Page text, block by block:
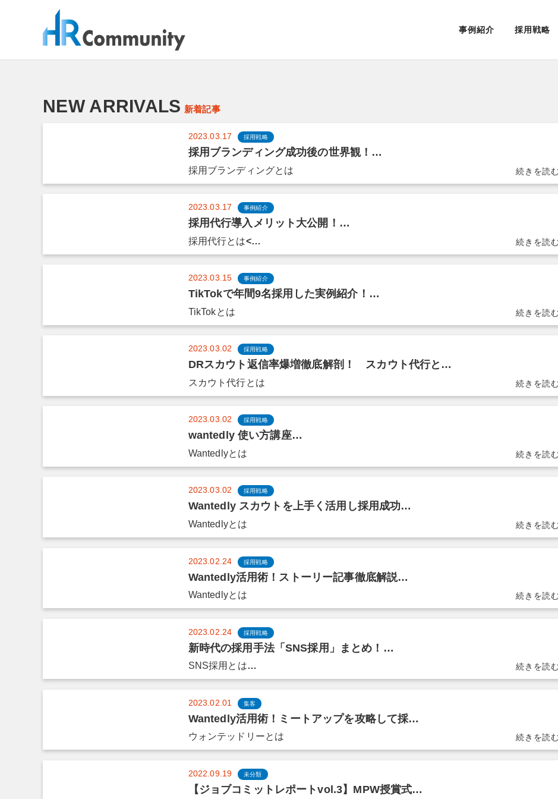
事例紹介 採用戦略
NEW ARRIVALS 新着記事
2023.03.17 採用戦略
採用ブランディング成功後の世界観！…
採用ブランディングとは
2023.03.17 事例紹介
採用代行導入メリット大公開！…
採用代行とは<…
2023.03.15 事例紹介
TikTokで年間9名採用した実例紹介！…
TikTokとは
2023.03.02 採用戦略
DRスカウト返信率爆増徹底解剖！ スカウト代行と…
スカウト代行とは
2023.03.02 採用戦略
wantedly 使い方講座…
Wantedlyとは
2023.03.02 採用戦略
Wantedly スカウトを上手く活用し採用成功…
Wantedlyとは
2023.02.24 採用戦略
Wantedly活用術！ストーリー記事徹底解説…
Wantedlyとは
2023.02.24 採用戦略
新時代の採用手法「SNS採用」まとめ！…
SNS採用とは…
2023.02.01 集客
Wantedly活用術！ミートアップを攻略して採…
ウォンテッドリーとは
2022.09.19 未分類
【ジョブコミットレポートvol.3】MPW授賞式…